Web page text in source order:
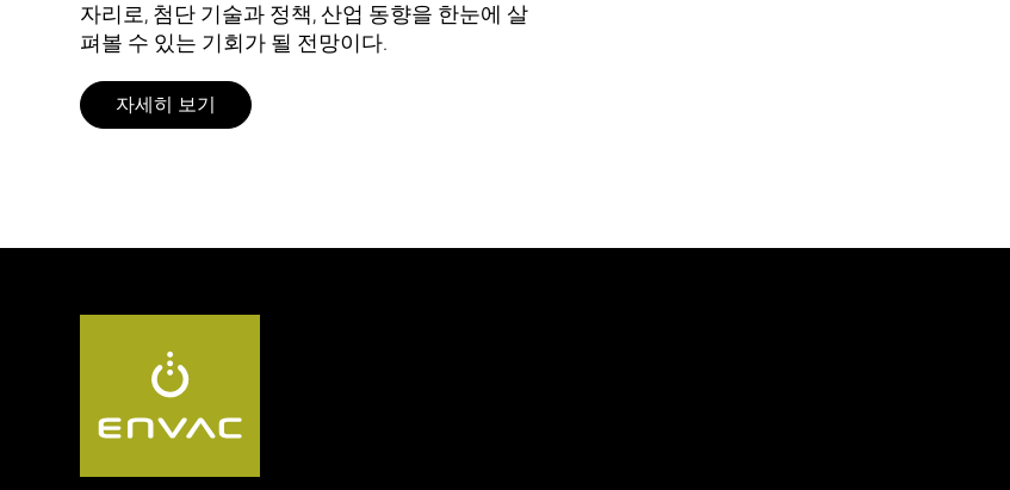
자리로, 첨단 기술과 정책, 산업 동향을 한눈에 살
펴볼 수 있는 기회가 될 전망이다.
자세히 보기